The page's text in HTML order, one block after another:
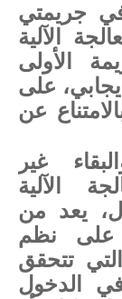
جريمتي
الآلية
الأولى
على
عن
غير
الآلية
يعد من
على نظم
تتحقق
الدخول